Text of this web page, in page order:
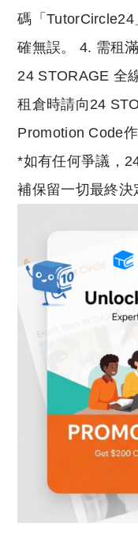
碼「
確無誤。 4. 需租
24 STORAGE 全
租倉時請向24
Promotion Code
*如有任何爭議，
補保留一切最終決